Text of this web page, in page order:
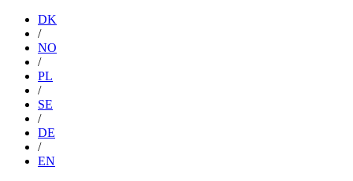
DK
/
NO
/
PL
/
SE
/
DE
/
EN